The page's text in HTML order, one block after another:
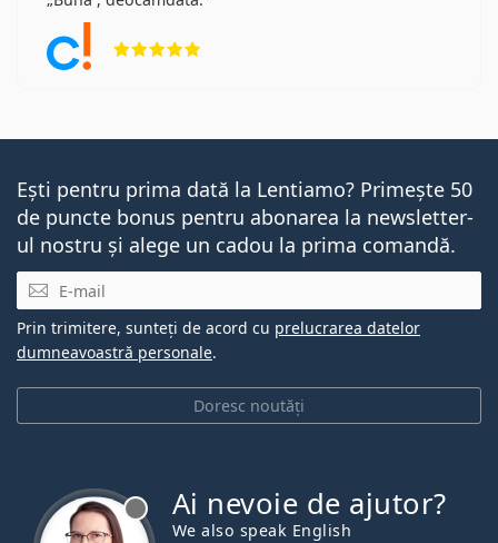
Ești pentru prima dată la Lentiamo? Primește 50
de puncte bonus pentru abonarea la newsletter-
ul nostru și alege un cadou la prima comandă.
E-mail
Doresc noutăți
Prin trimitere, sunteți de acord cu prelucrarea datelor
dumneavoastră personale.
Ai nevoie de ajutor?
We also speak English